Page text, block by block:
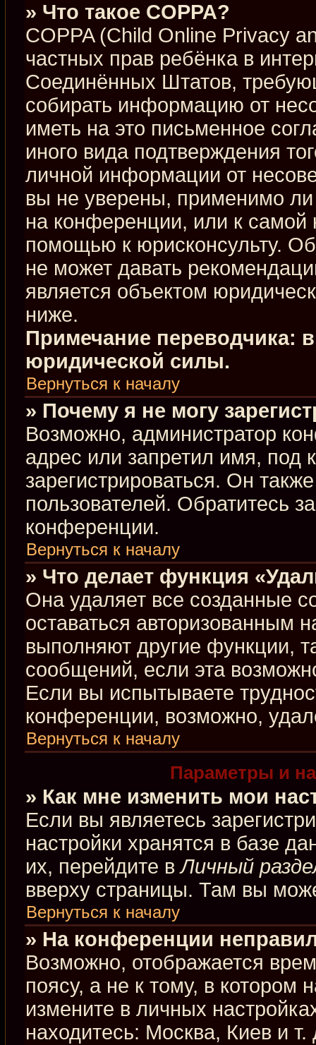
» Что такое COPPA?
COPPA (Child Online Privacy
частных прав ребёнка в
Соединённых Штатов,
собирать информацию от
иметь на это письменное
иного вида подтверждения
личной информации от
вы не уверены, применимо
на конференции, или к самой
помощью к юрисконсульту.
не может давать
является объектом
ниже.
Примечание переводчика:
юридической силы.
Вернуться к началу
» Почему я не могу
Возможно, администратор
адрес или запретил имя, под
зарегистрироваться. Он
пользователей. Обратитесь
конференции.
Вернуться к началу
» Что делает функция
Она удаляет все созданные
оставаться авторизованным
выполняют другие функции,
сообщений, если эта
Если вы испытываете
конференции, возможно,
Вернуться к началу
Параметры и
» Как мне изменить мои
Если вы являетесь
настройки хранятся в базе
их, перейдите вЛичный
вверху страницы. Там вы
Вернуться к началу
» На конференции
Возможно, отображается
поясу, а не к тому, в котором
измените в личных
находитесь: Москва, Киев и